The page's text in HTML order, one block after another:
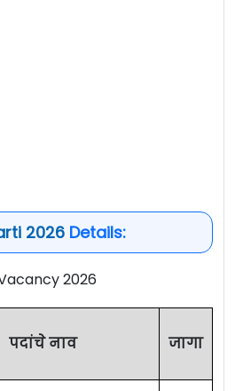
2026Details:
2026
पदांचे नाव जागा